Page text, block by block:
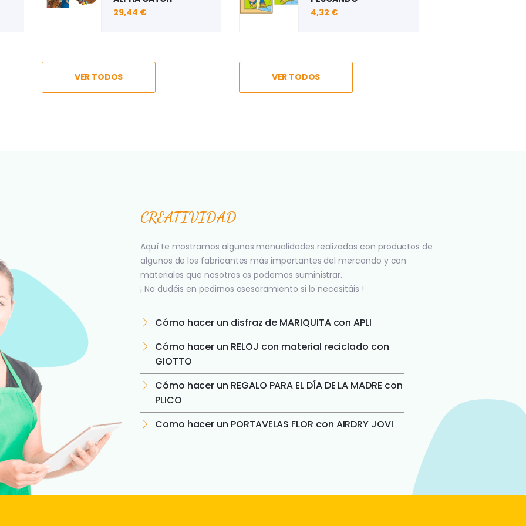
INFORMÁTICOS
9,08 €
29,44 €
15,21 €
VER TODOS
6,09 €
4,32 €
VER TODOS
CREATIVIDAD
Aquí te mostramos algunas manualidades realizadas con productos de
algunos de los fabricantes más importantes del mercando y con
materiales que nosotros os podemos suministrar.
¡ No dudéis en pedirnos asesoramiento si lo necesitáis !
Cómo hacer un disfraz de MARIQUITA con APLI
Cómo hacer un RELOJ con material reciclado con
GIOTTO
Cómo hacer un REGALO PARA EL DÍA DE LA MADRE con
PLICO
Como hacer un PORTAVELAS FLOR con AIRDRY JOVI